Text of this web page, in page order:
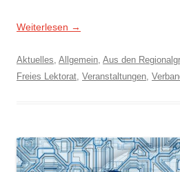
Weiterlesen →
Aktuelles Allgemein Aus den
Freies Lektorat Veranstaltungen